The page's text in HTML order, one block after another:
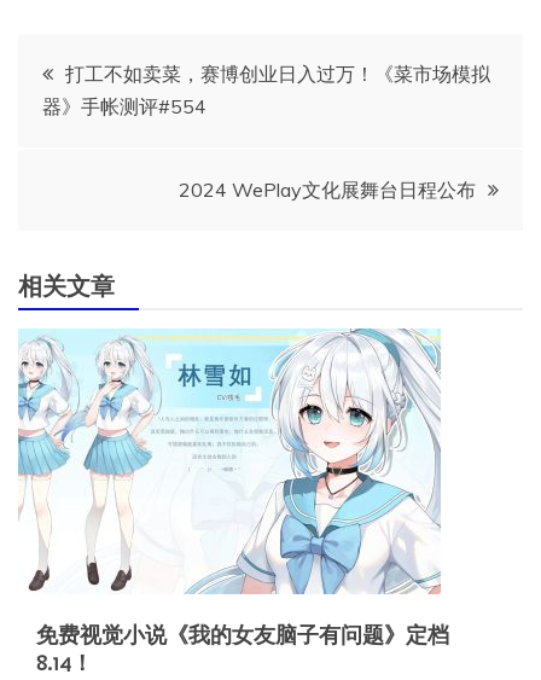
文
章
打工不如卖菜，赛博创业日入过万！《菜市场模拟
器》手帐测评#554
2024 WePlay文化展舞台日程公布
相关文章
免费视觉小说《我的女友脑子有问题》定档
8.14！